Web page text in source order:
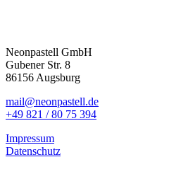
Neonpastell GmbH
Gubener Str. 8
86156 Augsburg
mail@neonpastell.de
+49 821 / 80 75 394
Impressum
Datenschutz